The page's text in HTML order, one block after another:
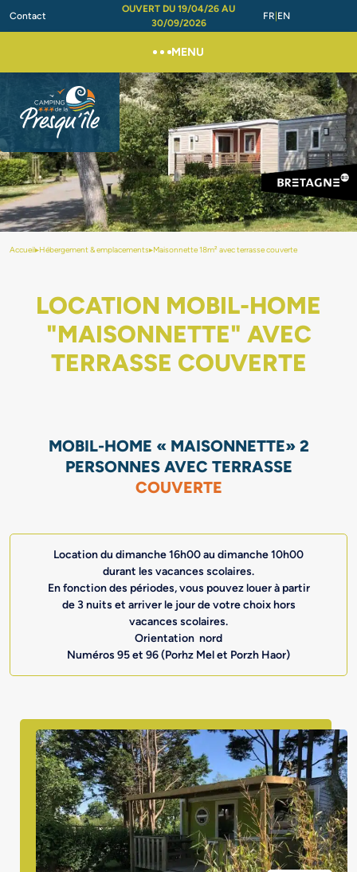
Contact
OUVERT DU 19/04/26 AU
30/09/2026
FR EN
MENU
Accueil▸Hébergement & emplacements▸Maisonnette 18m² avec terrasse couverte
LOCATION MOBIL-HOME
"MAISONNETTE" AVEC
TERRASSE COUVERTE
MOBIL-HOME « MAISONNETTE» 2
PERSONNES AVEC TERRASSE
COUVERTE
Location du dimanche 16h00 au dimanche 10h00
durant les vacances scolaires.
En fonction des périodes, vous pouvez louer à partir
de 3 nuits et arriver le jour de votre choix hors
vacances scolaires.
Orientation nord
Numéros 95 et 96 (Porhz Mel et Porzh Haor)